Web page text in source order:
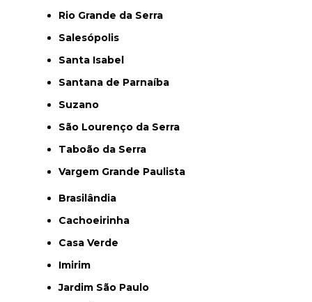
Rio Grande da Serra
Salesópolis
Santa Isabel
Santana de Parnaíba
Suzano
São Lourenço da Serra
Taboão da Serra
Vargem Grande Paulista
Brasilândia
Cachoeirinha
Casa Verde
Imirim
Jardim São Paulo